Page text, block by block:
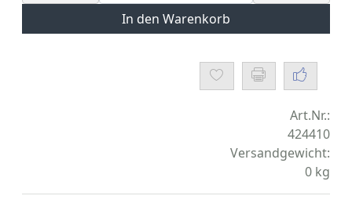
In den Warenkorb
Art.Nr.:
424410
Versandgewicht:
0 kg